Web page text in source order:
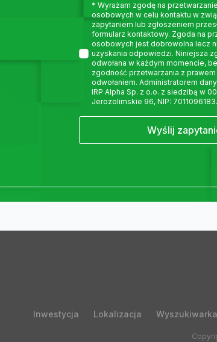
* Wyrażam zgodę na
osobowych w celu kontaktu w
zapytaniem lub zgłoszeniem
formularz kontaktowy. Zgoda na
osobowych jest dobrowolna lecz
uzyskania odpowiedzi. Niniejsza
odwołana w każdym momencie,
zgodność przetwarzania z
odwołaniem. Administratorem
IRP Alpha Sp. z o.o. z siedzibą w
Jerozolimskie 96, NIP: 7011096183.
Wyślij
Inwestycja Lokalizacja